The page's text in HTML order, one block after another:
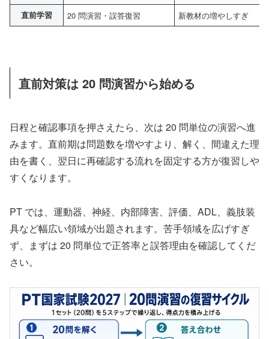
直前学習 20 問演習・誤答復習 新教材の増やしすぎ
直前対策は 20 問演習から始める
日程と確認事項を押さえたら、次は 20 問単位の演習へ進
みます。直前期は問題数を増やすより、解く、間違えた理
由を書く、翌日に再確認する流れを固定する方が復習しや
すくなります。
PT では、運動器、神経、内部障害、評価、ADL、義肢装
具など幅広い領域が出題されます。苦手領域を広げすぎ
ず、まずは 20 問単位で正答率と誤答理由を確認してくだ
さい。